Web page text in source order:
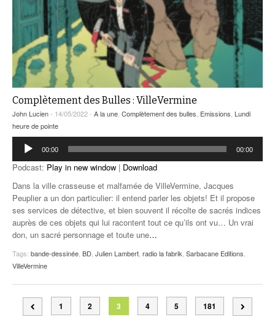
Complètement des Bulles : VilleVermine
John Lucien- 14/05/2022 - A la une Complètement des bulles Emissions Lundi
heure de pointe
Lecteur
audio
00:00 00:00
Podcast: Play in new window | Download
Dans la ville crasseuse et malfamée de VilleVermine, Jacques
Peuplier a un don particulier: il entend parler les objets! Et il propose
ses services de détective, et bien souvent il récolte de sacrés indices
auprès de ces objets qui lui racontent tout ce qu’ils ont vu… Un vrai
don, un sacré personnage et toute une…
Tags: bande-dessinée BD Julien Lambert radio la fabrik Sarbacane Editions
VilleVermine
1 2 3 4 5 181